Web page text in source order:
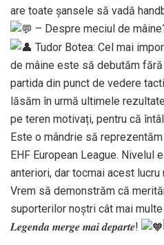
are toate șansele să vadă
– Despre meciul de
Tudor Botea: Cel mai
de mâine este să debutăm
partida din punct de vedere
lăsăm în urmă ultimele
pe teren motivați, pentru că
Este o mândrie să
EHF European League. Nivelul
anteriori, dar tocmai acest
Vrem să demonstrăm că
suporterilor noștri cât mai multe
𝑳𝒆𝒈𝒆𝒏𝒅𝒂 𝒎𝒆𝒓𝒈𝒆 𝒎𝒂𝒊 𝒅𝒆𝒑𝒂𝒓𝒕𝒆!